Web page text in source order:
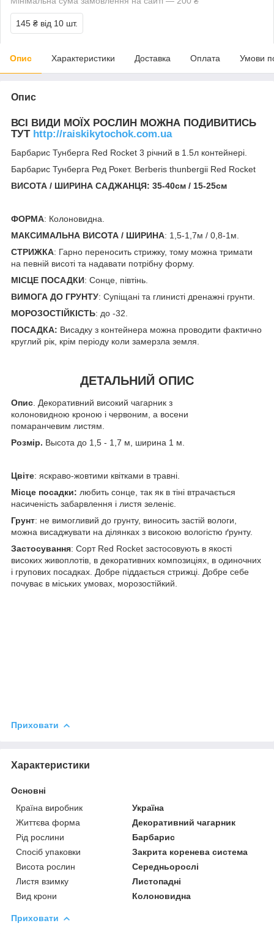
145 ₴ від 10 шт.
Опис Характеристики Доставка Оплата Умови
Опис
ВСІ ВИДИ МОЇХ РОСЛИН МОЖНА ПОДИВИТИСЬ
ТУТ http://raiskikytochok.com.ua
Барбарис Тунберга Red Roсket 3 річний в 1.5л контейнері.
Барбарис Тунберга Ред Рокет. Berberis thunbergii Red Roсket
ВИСОТА / ШИРИНА САДЖАНЦЯ: 35-40см / 15-25см
ФОРМА: Колоновидна.
МАКСИМАЛЬНА ВИСОТА / ШИРИНА: 1,5-1,7м / 0,8-1м.
СТРИЖКА: Гарно переносить стрижку, тому можна тримати
на певній висоті та надавати потрібну форму.
МІСЦЕ ПОСАДКИ: Сонце, півтінь.
ВИМОГА ДО ГРУНТУ: Супіщані та глинисті дренажні грунти.
МОРОЗОСТІЙКІСТЬ: до -32.
ПОСАДКА: Висадку з контейнера можна проводити фактично
круглий рік, крім періоду коли замерзла земля.
ДЕТАЛЬНИЙ ОПИС
Опис . Декоративний високий чагарник з
колоновидною кроною і червоним, а восени
помаранчевим листям.
Розмір. Высота до 1,5 - 1,7 м, ширина 1 м.
Цвіте: яскраво-жовтими квітками в травні.
Місце посадки: любить сонце, так як в тіні втрачається
насиченість забарвлення і листя зеленіє.
Грунт: не вимогливий до грунту, виносить застій вологи,
можна висаджувати на ділянках з високою вологістю ґрунту.
Застосування: Сорт Red Rocket застосовують в якості
високих живоплотів, в декоративних композиціях, в одиночних
і групових посадках. Добре піддається стрижці. Добре себе
почуває в міських умовах, морозостійкий.
Приховати
Характеристики
Основні
Країна виробник
Україна
Життєва форма
Декоративний чагарник
Рід рослини
Барбарис
Спосіб упаковки
Закрита коренева система
Висота рослин
Середньорослі
Листя взимку
Листопадні
Вид крони
Колоновидна
Приховати